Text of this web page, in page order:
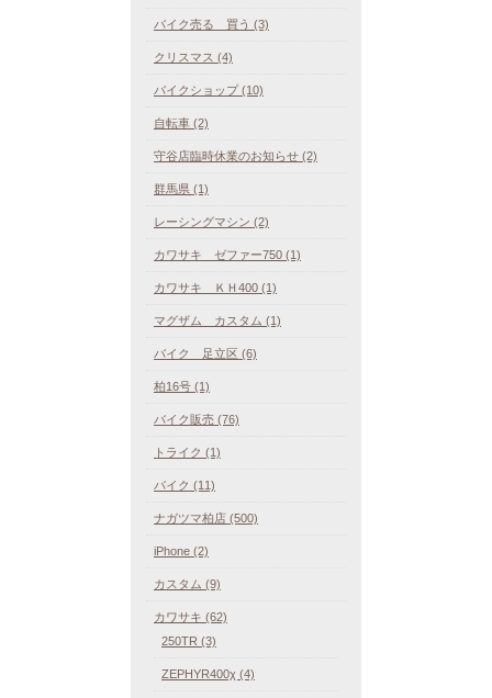
バイク売る 買う (3)
クリスマス (4)
バイクショップ (10)
自転車 (2)
守谷店臨時休業のお知らせ (2)
群馬県 (1)
レーシングマシン (2)
カワサキ ゼファー750 (1)
カワサキ ＫＨ400 (1)
マグザム カスタム (1)
バイク 足立区 (6)
柏16号 (1)
バイク販売 (76)
トライク (1)
バイク (11)
ナガツマ柏店 (500)
iPhone (2)
カスタム (9)
カワサキ (62)
250TR (3)
ZEPHYR400χ (4)